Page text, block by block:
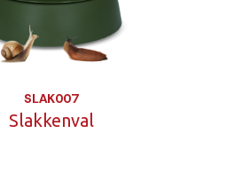
SLAK007
Slakkenval